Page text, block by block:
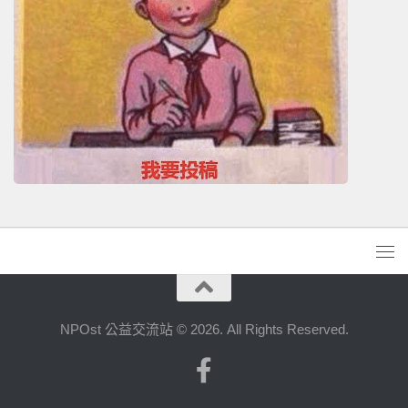
NPOst 公益交流站 © 2026. All Rights Reserved.